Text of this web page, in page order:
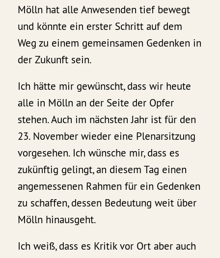
Mölln hat alle Anwesenden tief bewegt
und könnte ein erster Schritt auf dem
Weg zu einem gemeinsamen Gedenken in
der Zukunft sein.
Ich hätte mir gewünscht, dass wir heute
alle in Mölln an der Seite der Opfer
stehen. Auch im nächsten Jahr ist für den
23. November wieder eine Plenarsitzung
vorgesehen. Ich wünsche mir, dass es
zukünftig gelingt, an diesem Tag einen
angemessenen Rahmen für ein Gedenken
zu schaffen, dessen Bedeutung weit über
Mölln hinausgeht.
Ich weiß, dass es Kritik vor Ort aber auch